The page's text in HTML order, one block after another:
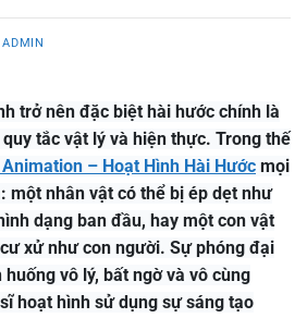
ADMIN
trở nên đặc biệt hài hước chính là
tắc vật lý và hiện thực. Trong thế
Animation – Hoạt Hình Hài Hước mọi
một nhân vật có thể bị ép dẹt như
dạng ban đầu, hay một con vật
xử như con người. Sự phóng đại
vô lý, bất ngờ và vô cùng
hoạt hình sử dụng sự sáng tạo